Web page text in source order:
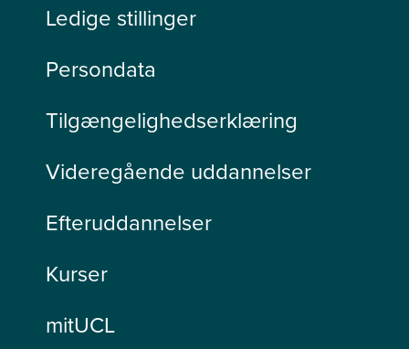
Ledige stillinger
Persondata
Tilgængelighedserklæring
Videregående uddannelser
Efteruddannelser
Kurser
mitUCL